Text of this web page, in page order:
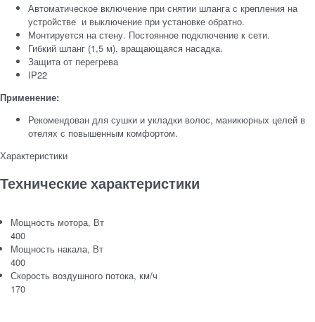
Автоматическое включение при снятии шланга с крепления на
устройстве и выключение при установке обратно.
Монтируется на стену. Постоянное подключение к сети.
Гибкий шланг (1,5 м), вращающаяся насадка.
Защита от перегрева
IP22
Применение:
Рекомендован для сушки и укладки волос, маникюрных целей в
отелях с повышенным комфортом.
Характеристики
Технические характеристики
Мощность мотора, Вт
400
Мощность накала, Вт
400
Скорость воздушного потока, км/ч
170